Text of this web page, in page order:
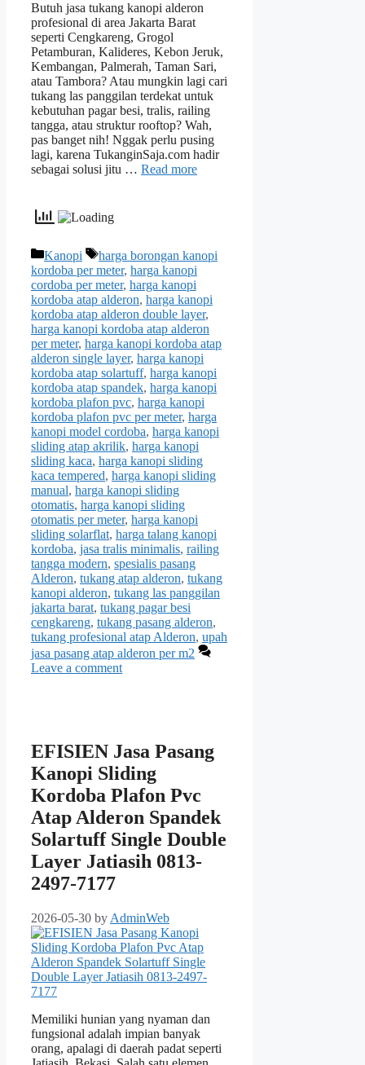
Butuh jasa tukang kanopi alderon
profesional di area Jakarta Barat
seperti Cengkareng, Grogol
Petamburan, Kalideres, Kebon Jeruk,
Kembangan, Palmerah, Taman Sari,
atau Tambora? Atau mungkin lagi cari
tukang las panggilan terdekat untuk
kebutuhan pagar besi, tralis, railing
tangga, atau struktur rooftop? Wah,
pas banget nih! Nggak perlu pusing
lagi, karena TukanginSaja.com hadir
sebagai solusi jitu … Read more
Categories
Kanopi Tags
harga borongan kanopi
kordoba per meter, harga kanopi
cordoba per meter, harga kanopi
kordoba atap alderon, harga kanopi
kordoba atap alderon double layer,
harga kanopi kordoba atap alderon
per meter, harga kanopi kordoba atap
alderon single layer, harga kanopi
kordoba atap solartuff, harga kanopi
kordoba atap spandek, harga kanopi
kordoba plafon pvc, harga kanopi
kordoba plafon pvc per meter, harga
kanopi model cordoba, harga kanopi
sliding atap akrilik, harga kanopi
sliding kaca, harga kanopi sliding
kaca tempered, harga kanopi sliding
manual, harga kanopi sliding
otomatis, harga kanopi sliding
otomatis per meter, harga kanopi
sliding solarflat, harga talang kanopi
kordoba, jasa tralis minimalis, railing
tangga modern, spesialis pasang
Alderon, tukang atap alderon, tukang
kanopi alderon, tukang las panggilan
jakarta barat, tukang pagar besi
cengkareng, tukang pasang alderon,
tukang profesional atap Alderon, upah
jasa pasang atap alderon per m2
Leave a comment
EFISIEN Jasa Pasang
Kanopi Sliding
Kordoba Plafon Pvc
Atap Alderon Spandek
Solartuff Single Double
Layer Jatiasih 0813-
2497-7177
2026-05-30 by AdminWeb
Memiliki hunian yang nyaman dan
fungsional adalah impian banyak
orang, apalagi di daerah padat seperti